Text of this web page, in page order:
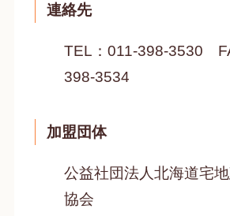
連絡先
TEL：011-398-3530
398-3534
加盟団体
公益社団法人北海道宅
協会